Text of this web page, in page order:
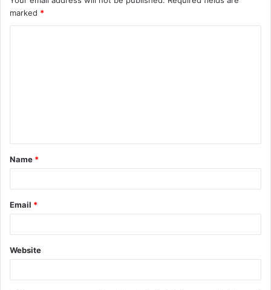
marked *
t
*
Name *
Email *
Website